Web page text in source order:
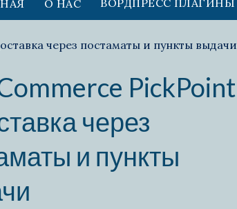
О НАС ВОРДПРЕСС ПЛАГИНЫ
через постаматы и пункты выдачи
PickPoint
через
и пункты